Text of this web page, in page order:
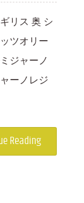
リス 奥 シ
ツオリー
ジャーノ
ーノレジ
Reading